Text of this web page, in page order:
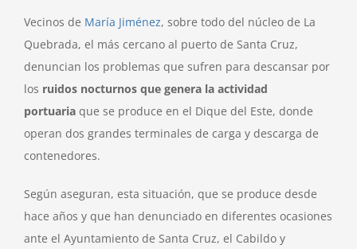
Vecinos de María Jiménez, sobre todo del núcleo de La
Quebrada, el más cercano al puerto de Santa Cruz,
denuncian los problemas que sufren para descansar por
los ruidos nocturnos que genera la actividad
portuaria que se produce en el Dique del Este, donde
operan dos grandes terminales de carga y descarga de
contenedores.
Según aseguran, esta situación, que se produce desde
hace años y que han denunciado en diferentes ocasiones
ante el Ayuntamiento de Santa Cruz, el Cabildo y